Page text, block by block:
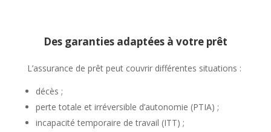
Des garanties adaptées à votre prêt
L’assurance de prêt peut couvrir différentes situations :
décès ;
perte totale et irréversible d’autonomie (PTIA) ;
incapacité temporaire de travail (ITT) ;